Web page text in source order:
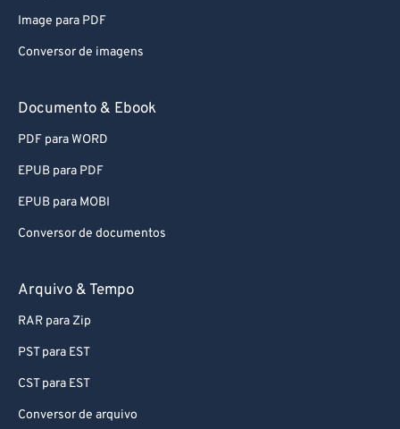
Image para PDF
Conversor de imagens
Documento & Ebook
PDF para WORD
EPUB para PDF
EPUB para MOBI
Conversor de documentos
Arquivo & Tempo
RAR para Zip
PST para EST
CST para EST
Conversor de arquivo